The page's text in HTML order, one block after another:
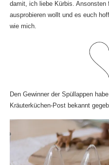
damit, ich liebe Kürbis.
ausprobieren wollt und es euch
wie mich.
Den Gewinner der Spüllappen
Kräuterküchen-Post bekannt